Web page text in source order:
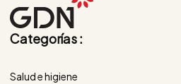
Categorías :
Salud e higiene